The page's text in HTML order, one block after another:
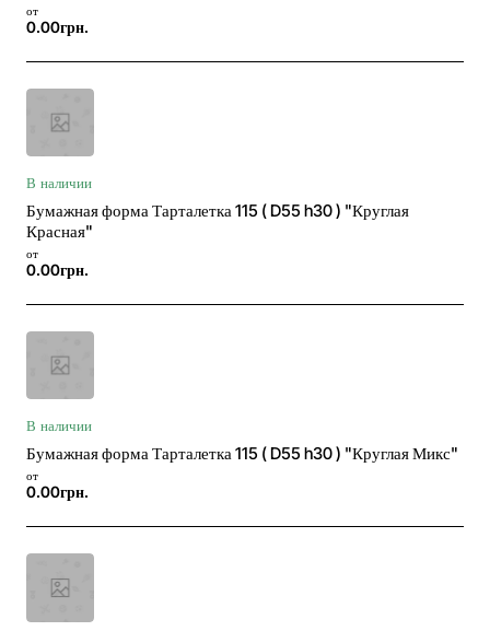
от
0.00грн.
В наличии
Бумажная форма Тарталетка 115 ( D55 h30 ) "Круглая
Красная"
от
0.00грн.
В наличии
Бумажная форма Тарталетка 115 ( D55 h30 ) "Круглая Микс"
от
0.00грн.